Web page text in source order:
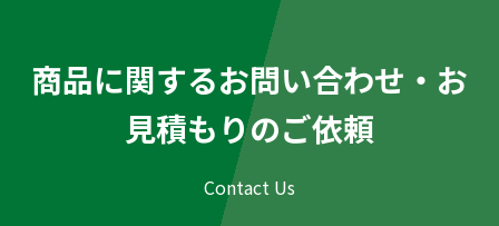
商品に関するお問い合わせ・お
見積もりのご依頼